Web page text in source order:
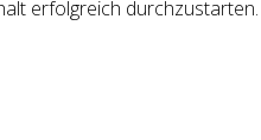
erfolgreich durchzustarten.